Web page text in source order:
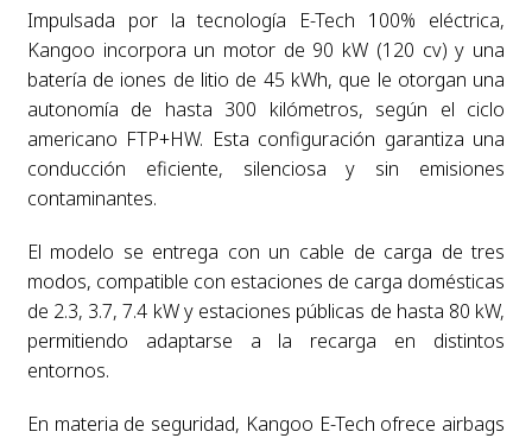
Impulsada por la tecnología E-Tech 100% eléctrica,
Kangoo incorpora un motor de 90 kW (120 cv) y una
batería de iones de litio de 45 kWh, que le otorgan una
autonomía de hasta 300 kilómetros, según el ciclo
americano FTP+HW. Esta configuración garantiza una
conducción eficiente, silenciosa y sin emisiones
contaminantes.
El modelo se entrega con un cable de carga de tres
modos, compatible con estaciones de carga domésticas
de 2.3, 3.7, 7.4 kW y estaciones públicas de hasta 80 kW,
permitiendo adaptarse a la recarga en distintos
entornos.
En materia de seguridad, Kangoo E-Tech ofrece airbags